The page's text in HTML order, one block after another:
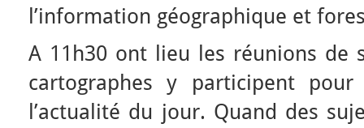
l’information géographique et
A 11h30 ont lieu les réunions de
cartographes y participent
l’actualité du jour. Quand des